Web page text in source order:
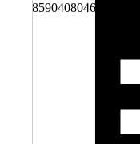
8590408046004